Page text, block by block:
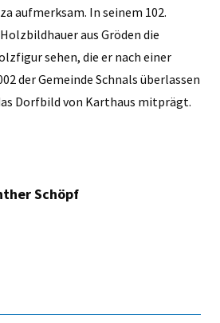
aufmerksam. In seinem 102.
aus Gröden die
sehen, die er nach einer
der Gemeinde Schnals überlassen
Dorfbild von Karthaus mitprägt.
Schöpf